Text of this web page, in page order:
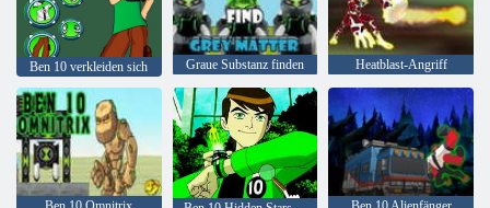
Ben 10 verkleiden sich Graue Substanz finden Heatblast-Angriff